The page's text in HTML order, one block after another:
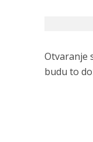
Otvaranje
budu to